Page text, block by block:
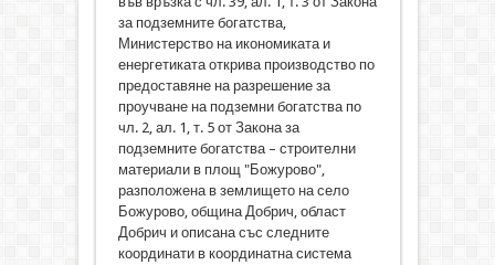
за подземните богатства,
Министерство на икономиката и
енергетиката открива производство по
предоставяне на разрешение за
проучване на подземни богатства по
чл. 2, ал. 1, т. 5 от Закона за
подземните богатства – строителни
материали в площ "Божурово",
разположена в землището на село
Божурово, община Добрич, област
Добрич и описана със следните
координати в координатна система